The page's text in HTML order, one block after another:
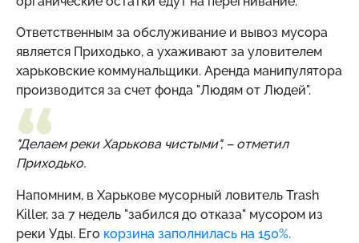
Ответственным за обслуживание и вывоз мусора
является Приходько, а ухаживают за уловителем
харьковские коммунальщики. Аренда манипулятора
производится за счет фонда "Людям от Людей".
"Делаем реки Харькова чистыми", –отметил
Приходько.
Напомним, в Харькове мусорный ловитель Trash
Killer, за 7 недель "забился до отказа" мусором из
реки Уды. Его корзина заполнилась на 150%.